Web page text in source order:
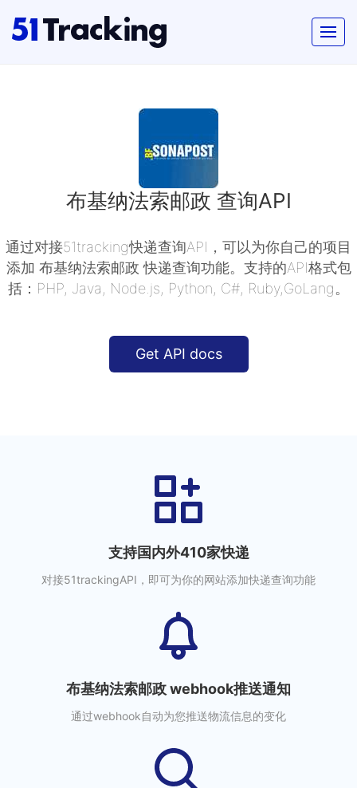
布基纳法索邮政 查询API
通过对接51tracking快递查询API，可以为你自己的项目
添加 布基纳法索邮政 快递查询功能。支持的API格式包
括：PHP, Java, Node.js, Python, C#, Ruby,GoLang。
Get API docs
支持国内外410家快递
对接51trackingAPI，即可为你的网站添加快递查询功能
布基纳法索邮政 webhook推送通知
通过webhook自动为您推送物流信息的变化